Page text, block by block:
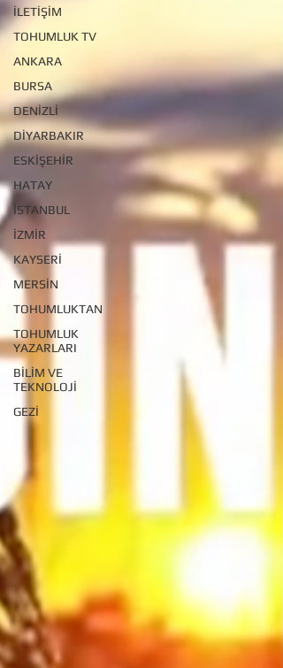
İLETİŞİM
TOHUMLUK TV
ANKARA
BURSA
DENİZLİ
DİYARBAKIR
ESKİŞEHİR
HATAY
İSTANBUL
İZMİR
KAYSERİ
MERSİN
TOHUMLUKTAN
TOHUMLUK
YAZARLARI
BİLİM VE
TEKNOLOJİ
GEZİ